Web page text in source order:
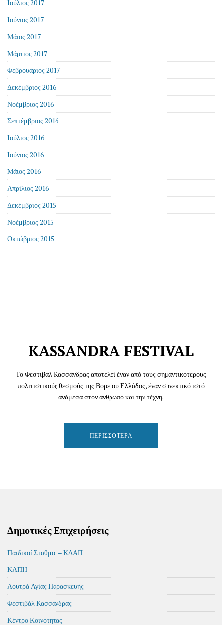
Ιούλιος 2017
Ιούνιος 2017
Μάιος 2017
Μάρτιος 2017
Φεβρουάριος 2017
Δεκέμβριος 2016
Νοέμβριος 2016
Σεπτέμβριος 2016
Ιούλιος 2016
Ιούνιος 2016
Μάιος 2016
Απρίλιος 2016
Δεκέμβριος 2015
Νοέμβριος 2015
Οκτώβριος 2015
KASSANDRA FESTIVAL
Το Φεστιβάλ Κασσάνδρας αποτελεί έναν από τους σημαντικότερους
πολιτιστικούς θεσμούς της Βορείου Ελλάδος, έναν συνεκτικό ιστό
ανάμεσα στον άνθρωπο και την τέχνη.
ΠΕΡΙΣΣΌΤΕΡΑ
Δημοτικές Επιχειρήσεις
Παιδικοί Σταθμοί – ΚΔΑΠ
ΚΑΠΗ
Λουτρά Αγίας Παρασκευής
Φεστιβάλ Κασσάνδρας
Κέντρο Κοινότητας